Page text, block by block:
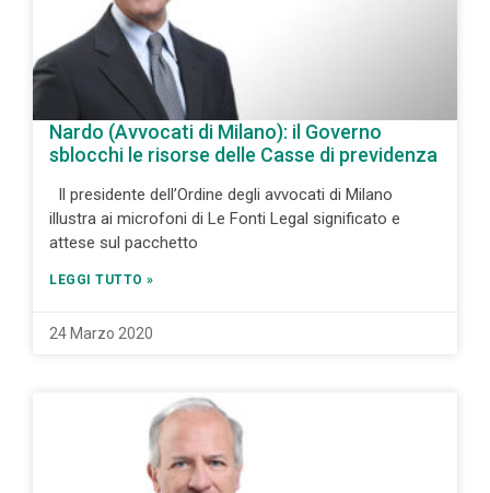
Nardo (Avvocati di Milano): il Governo
sblocchi le risorse delle Casse di previdenza
Il presidente dell’Ordine degli avvocati di Milano
illustra ai microfoni di Le Fonti Legal significato e
attese sul pacchetto
LEGGI TUTTO »
24 Marzo 2020